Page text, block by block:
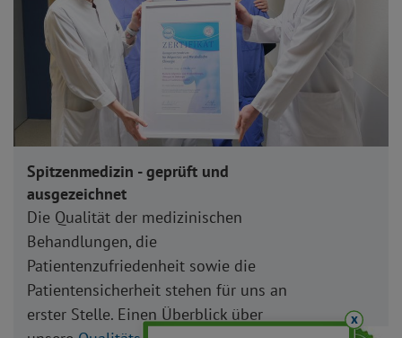
Spitzenmedizin - geprüft und
ausgezeichnet
Die Qualität der medizinischen
Behandlungen, die
Patientenzufriedenheit sowie die
Patientensicherheit stehen für uns an
erster Stelle. Einen Überblick über
x